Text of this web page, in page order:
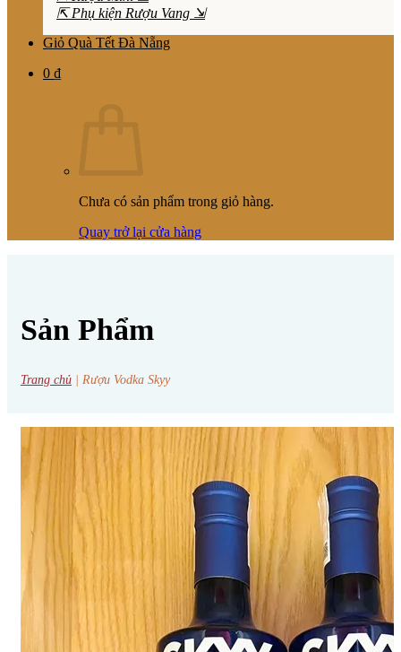
⇱ Phụ kiện Rượu Vang ⇲
Giỏ Quà Tết Đà Nẵng
0 ₫
Chưa có sản phẩm trong giỏ hàng.
Quay trở lại cửa hàng
Sản Phẩm
Trang chủ Rượu Vodka Skyy